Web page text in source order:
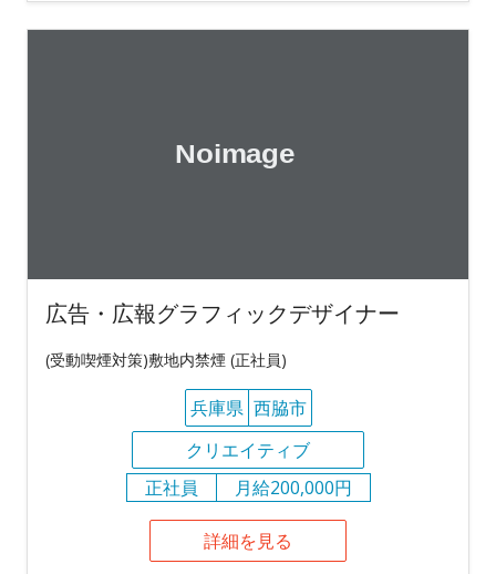
広告・広報グラフィックデザイナー
(受動喫煙対策)敷地内禁煙 (正社員)
兵庫県 西脇市
クリエイティブ
正社員
月給200,000円
詳細を見る